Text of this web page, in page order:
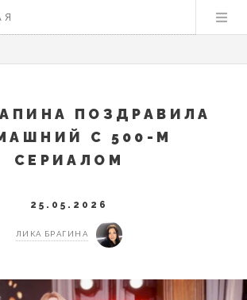
ПОЗДРАВИЛА
С 500-М
СЕРИАЛОМ
25.05.2026
ЛИКА БРАГИНА